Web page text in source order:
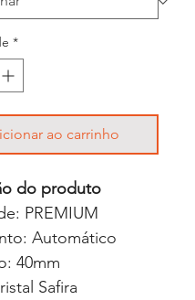
*
ao carrinho
do produto
PREMIUM
Automático
40mm
Safira